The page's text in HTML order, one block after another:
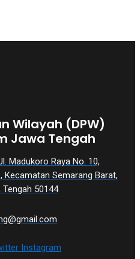
Wilayah (DPW)
Jawa Tengah
Madukoro Raya No. 10,
Kecamatan Semarang Barat,
50144
Instagram